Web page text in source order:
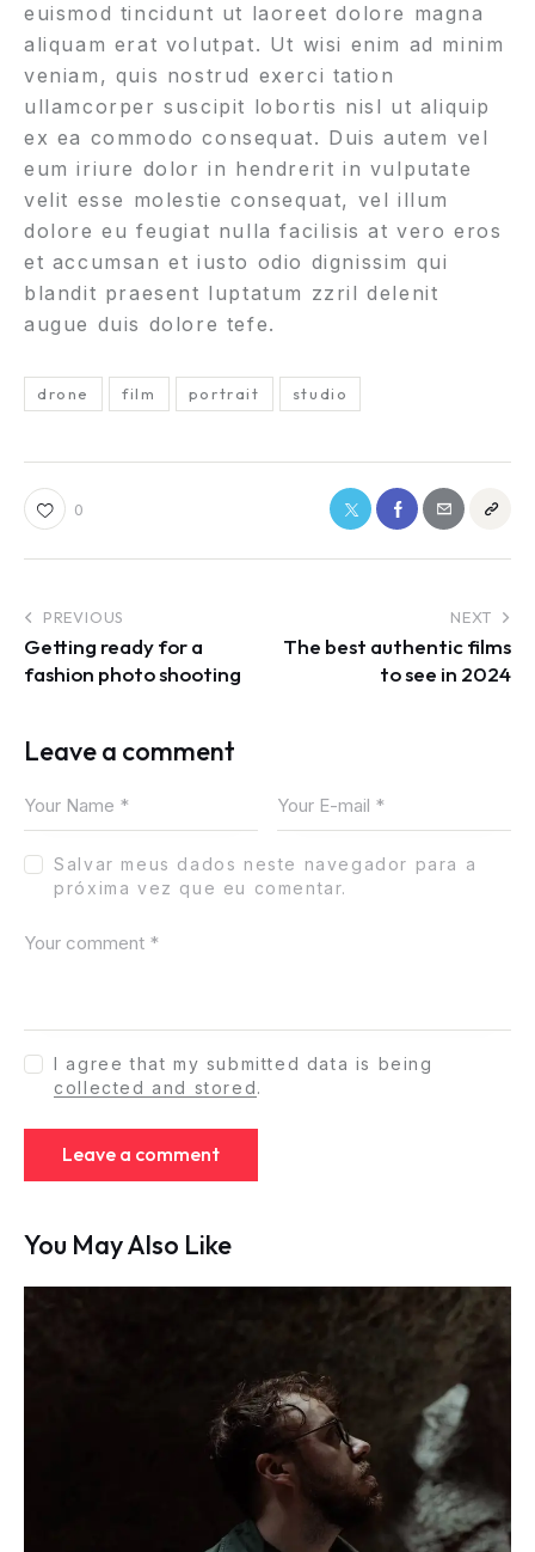
euismod tincidunt ut laoreet dolore magna
aliquam erat volutpat. Ut wisi enim ad minim
veniam, quis nostrud exerci tation
ullamcorper suscipit lobortis nisl ut aliquip
ex ea commodo consequat. Duis autem vel
eum iriure dolor in hendrerit in vulputate
velit esse molestie consequat, vel illum
dolore eu feugiat nulla facilisis at vero eros
et accumsan et iusto odio dignissim qui
blandit praesent luptatum zzril delenit
augue duis dolore tefe.
drone film portrait studio
0
PREVIOUS
Getting ready for a
fashion photo shooting
NEXT
The best authentic films
to see in 2024
Leave a comment
Salvar meus dados neste navegador para a
próxima vez que eu comentar.
I agree that my submitted data is being
collected and stored.
You May Also Like